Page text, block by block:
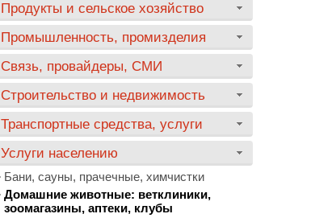
Продукты и сельское хозяйство
Промышленность, промизделия
Связь, провайдеры, СМИ
Строительство и недвижимость
Транспортные средства, услуги
Услуги населению
Бани, сауны, прачечные, химчистки
Домашние животные: ветклиники,
зоомагазины, аптеки, клубы